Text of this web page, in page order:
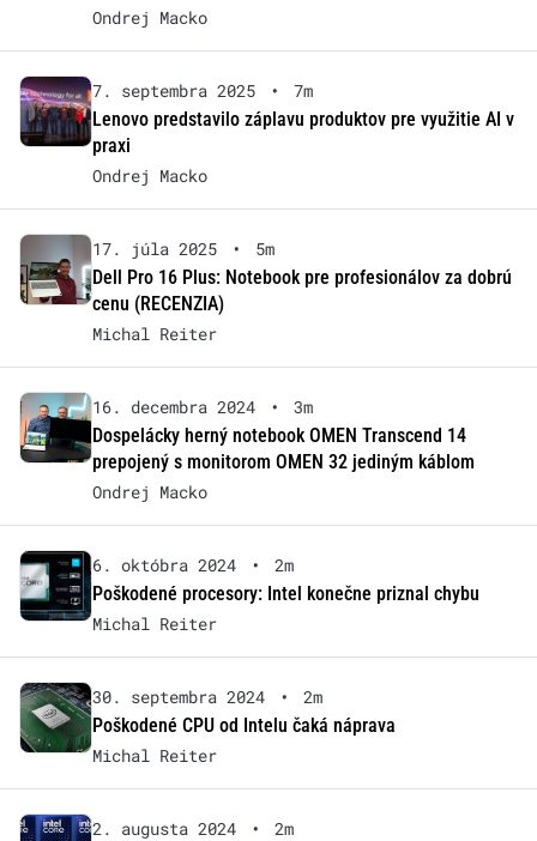
Ondrej Macko
7. septembra 2025 •
7m
Lenovo predstavilo záplavu produktov pre využitie AI v
praxi
Ondrej Macko
17. júla 2025 •
5m
Dell Pro 16 Plus: Notebook pre profesionálov za dobrú
cenu (RECENZIA)
Michal Reiter
16. decembra 2024 •
3m
Dospelácky herný notebook OMEN Transcend 14
prepojený s monitorom OMEN 32 jediným káblom
Ondrej Macko
6. októbra 2024 •
2m
Poškodené procesory: Intel konečne priznal chybu
Michal Reiter
30. septembra 2024 •
2m
Poškodené CPU od Intelu čaká náprava
Michal Reiter
2. augusta 2024 •
2m